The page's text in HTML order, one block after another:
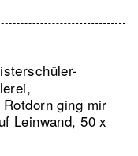
ging mir
Leinwand, 50 x